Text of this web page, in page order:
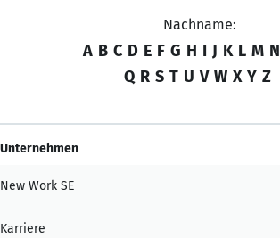
Nachname:
A B C D E F G H I J K L M N
Q R S T U V W X Y Z
Unternehmen
New Work SE
Karriere